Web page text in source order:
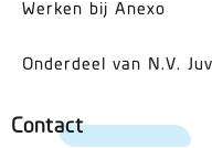
Werken bij Anexo
Onderdeel van N.V.
Contact